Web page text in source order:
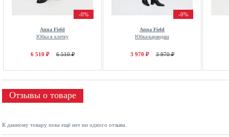
-0%
Anna Field
Юбка в клетку
6 510 ₽ 6 510 ₽
-0%
Anna Field
Юбка-карандаш
3 970 ₽ 3 970 ₽
Отзывы о товаре
К данному товару пока ещё нет ни одного отзыва.